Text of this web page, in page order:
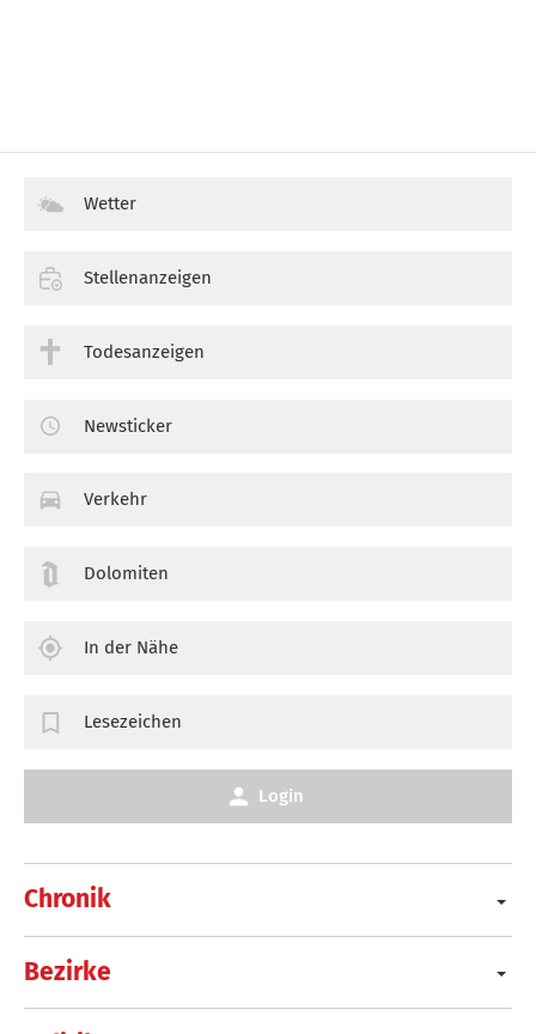
Chronik
Bezirke
Wetter
Stellenanzeigen
Todesanzeigen
Newsticker
Verkehr
Dolomiten
In der Nähe
Lesezeichen
Login